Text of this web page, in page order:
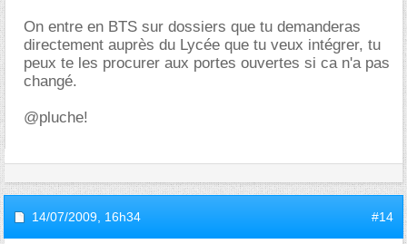
On entre en BTS sur dossiers que tu demanderas
directement auprès du Lycée que tu veux intégrer, tu
peux te les procurer aux portes ouvertes si ca n'a pas
changé.
@pluche!
14/07/2009, 16h34 #14